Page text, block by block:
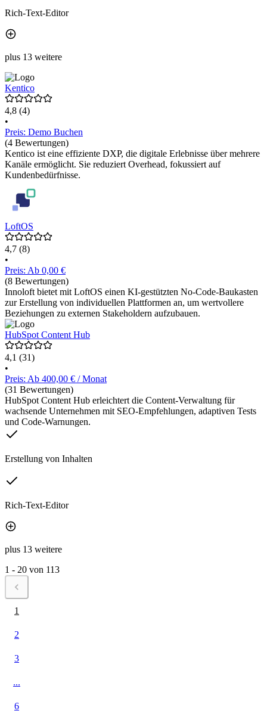
Rich-Text-Editor
plus 13 weitere
Kentico
4,8 (4)
•
Preis: Demo Buchen
(4 Bewertungen)
Kentico ist eine effiziente DXP, die digitale Erlebnisse über mehrere
Kanäle ermöglicht. Sie reduziert Overhead, fokussiert auf
Kundenbedürfnisse.
LoftOS
4,7 (8)
•
Preis: Ab 0,00 €
(8 Bewertungen)
Innoloft bietet mit LoftOS einen KI-gestützten No-Code-Baukasten
zur Erstellung von individuellen Plattformen an, um wertvollere
Beziehungen zu externen Stakeholdern aufzubauen.
HubSpot Content Hub
4,1 (31)
•
Preis: Ab 400,00 € / Monat
(31 Bewertungen)
HubSpot Content Hub erleichtert die Content-Verwaltung für
wachsende Unternehmen mit SEO-Empfehlungen, adaptiven Tests
und Code-Warnungen.
Erstellung von Inhalten
Rich-Text-Editor
plus 13 weitere
1 - 20 von 113
1
2
3
...
6